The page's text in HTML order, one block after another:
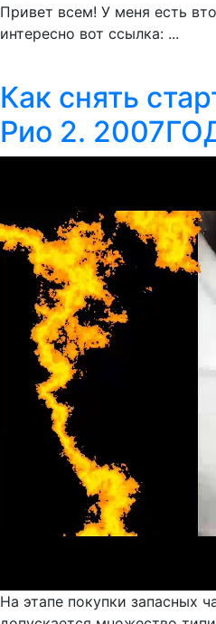
Привет всем! У меня есть
интересно вот ссылка: ...
Как снять
Рио 2.
На этапе покупки запасных